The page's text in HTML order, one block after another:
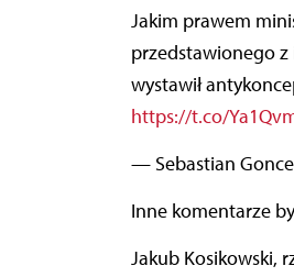
Jakim prawem minister zdrowia ujawnia PUBLICZNIE grupy leków przepisywane przez
przedstawionego z
wystawił
https://t.co/
— Sebastian
Inne komentarze
Jakub Kosikowski,